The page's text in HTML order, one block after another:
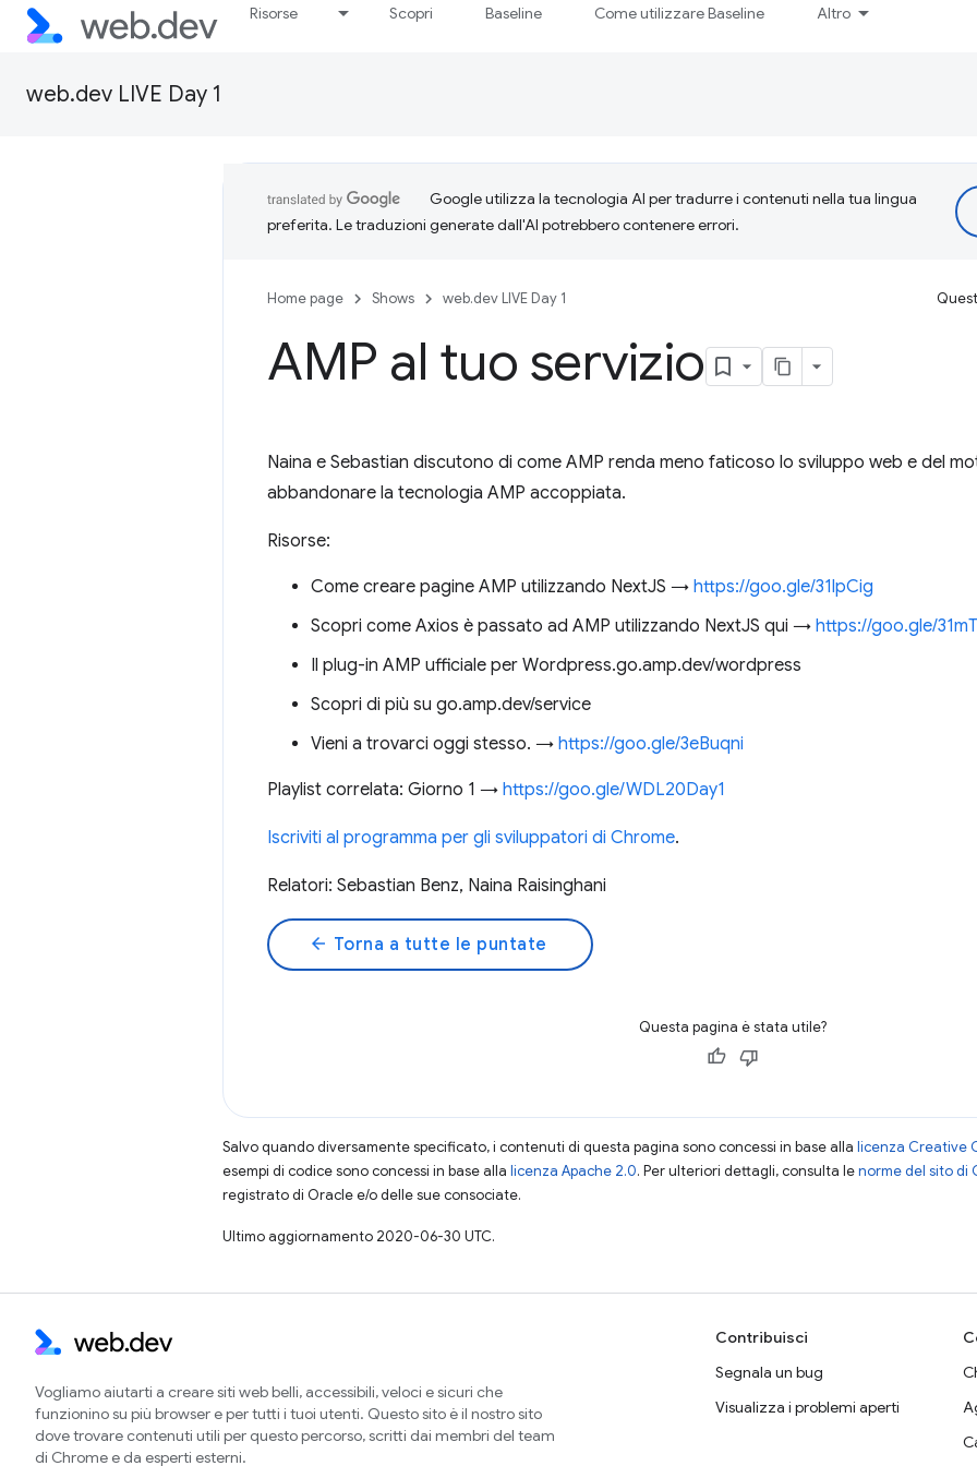
Risorse Scopri Baseline Come utilizzare Baseline Altro
web.dev LIVE Day 1
Google utilizza la tecnologia AI per tradurre i contenuti nella tua lingua
preferita. Le traduzioni generate dall'AI potrebbero contenere errori.
Home page Shows web.dev LIVE Day 1
AMP al tuo servizio
Naina e Sebastian discutono di come AMP renda meno faticoso lo sviluppo web e del
abbandonare la tecnologia AMP accoppiata.
Risorse:
Come creare pagine AMP utilizzando NextJS → https://goo.gle/31lpCig
Scopri come Axios è passato ad AMP utilizzando NextJS qui → https://goo.gle/
Il plug-in AMP ufficiale per Wordpress.go.amp.dev/wordpress
Scopri di più su go.amp.dev/service
Vieni a trovarci oggi stesso. → https://goo.gle/3eBuqni
Playlist correlata: Giorno 1 → https://goo.gle/WDL20Day1
Iscriviti al programma per gli sviluppatori di Chrome.
Relatori: Sebastian Benz, Naina Raisinghani
arrow_back Torna a tutte le puntate
Questa pagina è stata utile?
Salvo quando diversamente specificato, i contenuti di questa pagina sono concessi in base alla licenza Creative
esempi di codice sono concessi in base alla licenza Apache 2.0. Per ulteriori dettagli, consulta lenorme del sito di
registrato di Oracle e/o delle sue consociate.
Ultimo aggiornamento 2020-06-30 UTC.
Vogliamo aiutarti a creare siti web belli, accessibili, veloci e sicuri che
funzionino su più browser e per tutti i tuoi utenti. Questo sito è il nostro sito
dove trovare contenuti utili per questo percorso, scritti dai membri del team
di Chrome e da esperti esterni.
Contribuisci
Segnala un bug
Visualizza i problemi aperti